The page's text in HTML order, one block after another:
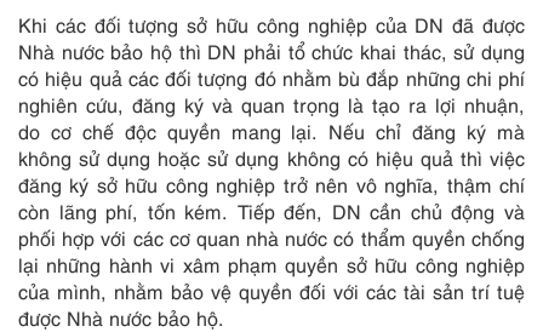
Khi các đối tượng sở hữu công nghiệp của DN đã được
Nhà nước bảo hộ thì DN phải tổ chức khai thác, sử dụng
có hiệu quả các đối tượng đó nhằm bù đắp những chi phí
nghiên cứu, đăng ký và quan trọng là tạo ra lợi nhuận,
do cơ chế độc quyền mang lại. Nếu chỉ đăng ký mà
không sử dụng hoặc sử dụng không có hiệu quả thì việc
đăng ký sở hữu công nghiệp trở nên vô nghĩa, thậm chí
còn lãng phí, tốn kém. Tiếp đến, DN cần chủ động và
phối hợp với các cơ quan nhà nước có thẩm quyền chống
lại những hành vi xâm phạm quyền sở hữu công nghiệp
của mình, nhằm bảo vệ quyền đối với các tài sản trí tuệ
được Nhà nước bảo hộ.